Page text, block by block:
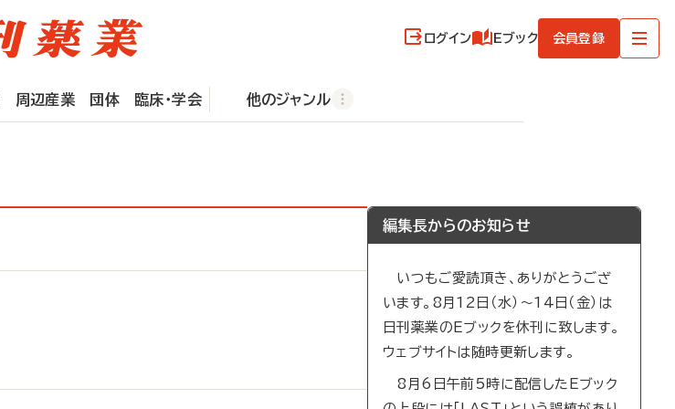
ログイン Eブック 会員登録
周辺産業 団体 臨床・学会 他のジャンル
編集長からのお知らせ
いつもご愛読頂き、ありがとうござ
います。8月12日（水）～14日（金）は
日刊薬業のEブックを休刊に致します。
ウェブサイトは随時更新します。
8月6日午前5時に配信したEブック